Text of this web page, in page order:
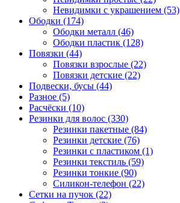
Невидимки с украшением (53)
Ободки (174)
Ободки металл (46)
Ободки пластик (128)
Повязки (44)
Повязки взрослые (22)
Повязки детские (22)
Подвески, бусы (44)
Разное (5)
Расчёски (10)
Резинки для волос (330)
Резинки пакетные (84)
Резинки детские (76)
Резинки с пластиком (1)
Резинки текстиль (59)
Резинки тонкие (90)
Силикон-телефон (22)
Сетки на пучок (22)